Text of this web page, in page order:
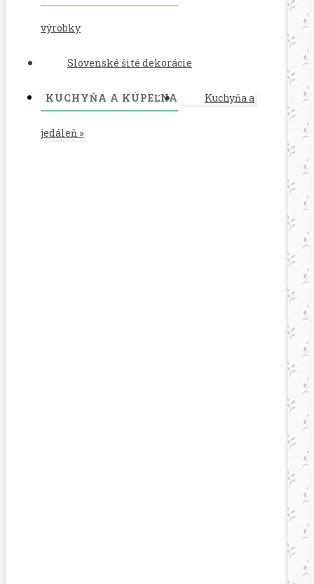
výrobky
Slovenské šité dekorácie
KUCHYŇA A KÚPEĽNA Kuchyňa a
jedáleň »